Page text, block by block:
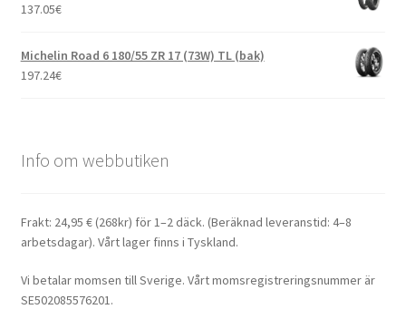
137.05€
Michelin Road 6 180/55 ZR 17 (73W) TL (bak)
197.24€
Info om webbutiken
Frakt: 24,95 € (268kr) för 1–2 däck. (Beräknad leveranstid: 4–8
arbetsdagar). Vårt lager finns i Tyskland.
Vi betalar momsen till Sverige. Vårt momsregistreringsnummer är
SE502085576201.